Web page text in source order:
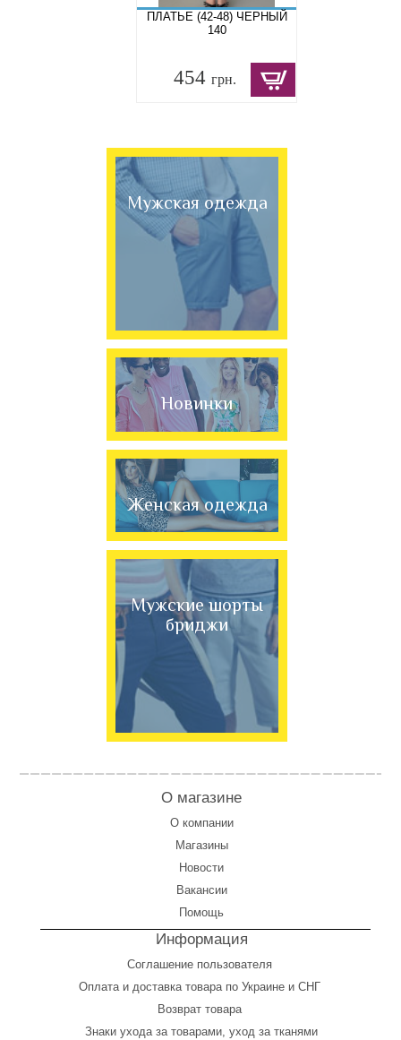
ПЛАТЬЕ (42-48) ЧЕРНЫЙ
140
454 грн.
Мужская одежда
Новинки
Женская одежда
Мужские шорты
бриджи
О магазине
О компании
Магазины
Новости
Вакансии
Помощь
Информация
Соглашение пользователя
Оплата и доставка товара по Украине и СНГ
Возврат товара
Знаки ухода за товарами, уход за тканями